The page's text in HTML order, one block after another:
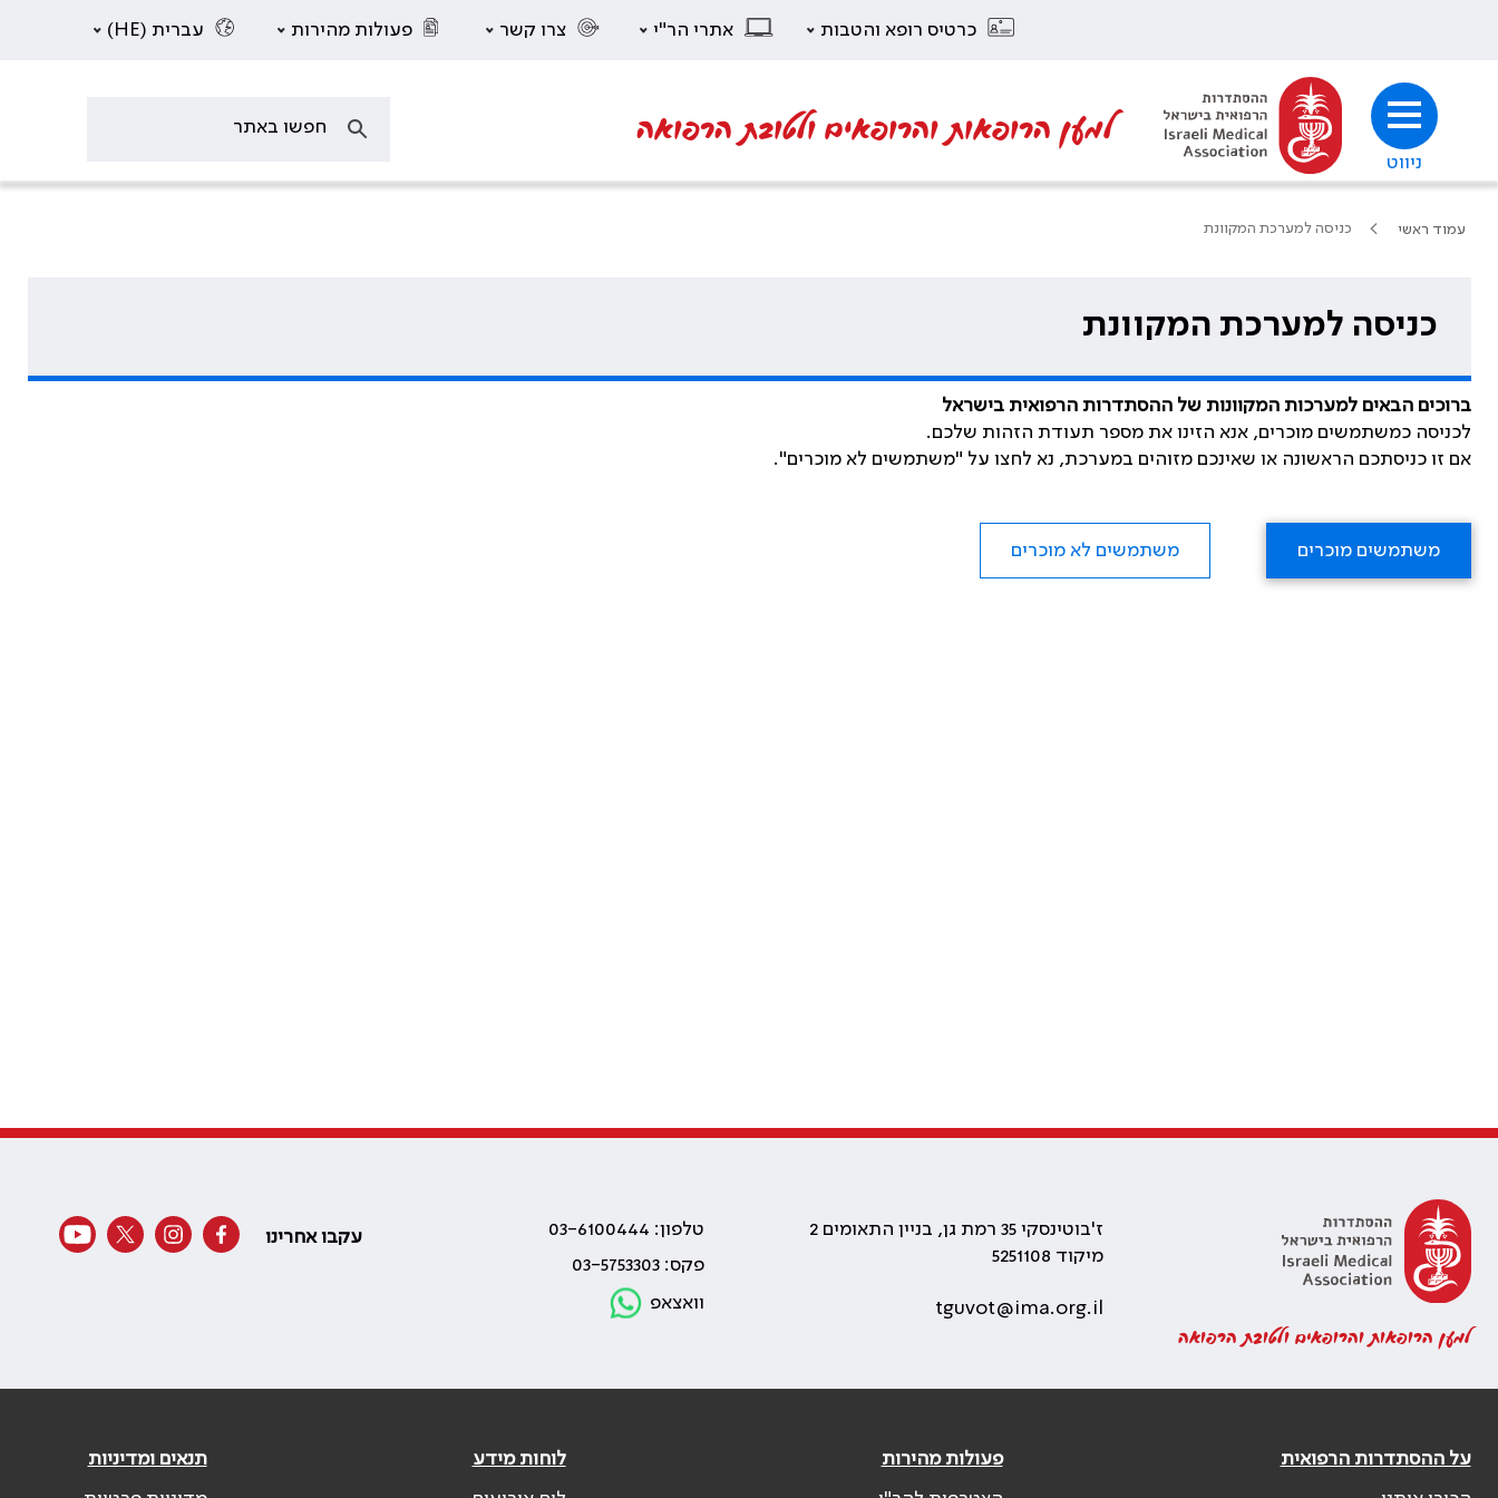
כרטיס רופא והטבות אתרי הר"י צרו קשר פעולות מהירות עברית (HE)
ניווט
למען הרופאות והרופאים ולטובת הרפואה
עמוד ראשי כניסה למערכת המקוונת
כניסה למערכת המקוונת
ברוכים הבאים למערכות המקוונות של ההסתדרות הרפואית בישראל
לכניסה כמשתמשים מוכרים, אנא הזינו את מספר תעודת הזהות שלכם.
אם זו כניסתכם הראשונה או שאינכם מזוהים במערכת, נא לחצו על "משתמשים לא מוכרים".
משתמשים מוכרים משתמשים לא מוכרים
למען הרופאות והרופאים ולטובת הרפואה
ז'בוטינסקי 35 רמת גן, בניין התאומים 2
מיקוד 5251108
tguvot@ima.org.il
טלפון: 03-6100444
פקס: 03-5753303
וואצאפ
עקבו אחרינו
על ההסתדרות הרפואית
פעולות מהירות
לוחות מידע
תנאים ומדיניות